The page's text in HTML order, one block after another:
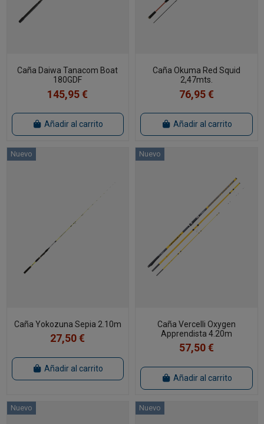
Caña Daiwa Tanacom Boat
180GDF
145,95 €
Añadir al carrito
Caña Okuma Red Squid
2,47mts.
76,95 €
Añadir al carrito
Nuevo
Caña Yokozuna Sepia 2.10m
27,50 €
Añadir al carrito
Nuevo
Caña Vercelli Oxygen
Apprendista 4.20m
57,50 €
Añadir al carrito
Nuevo Nuevo